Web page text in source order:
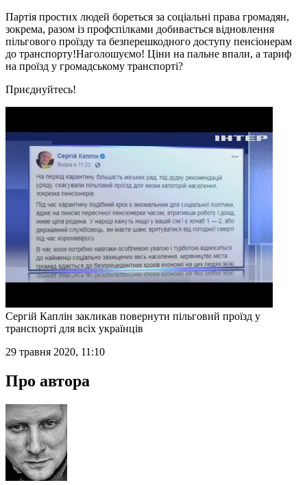
Партія простих людей бореться за соціальні права громадян,
зокрема, разом із профспілками добивається відновлення
пільгового проїзду та безперешкодного доступу пенсіонерам
до транспорту!Наголошуємо! Ціни на пальне впали, а тариф
на проїзд у громадському транспорті?
Приєднуйтесь!
Сергій Каплін закликав повернути пільговий проїзд у
транспорті для всіх українців
29 травня 2020, 11:10
Про автора